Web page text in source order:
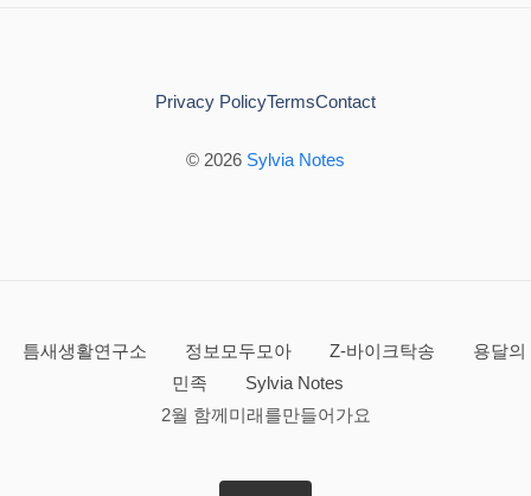
© 2026 Sylvia Notes
Privacy PolicyTermsContact
틈새생활연구소 정보모두모아 Z-바이크탁송
용달의
민족
Sylvia Notes
2월 함께미래를만들어가요